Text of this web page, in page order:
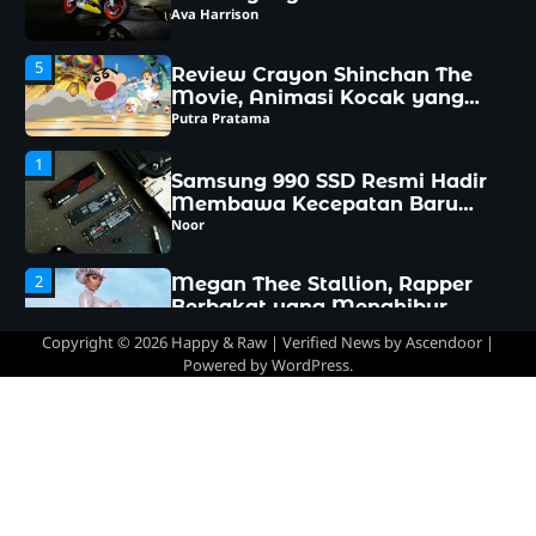
menghibur
Putra Pratama
1
Samsung 990 SSD Resmi Hadir
Membawa Kecepatan Baru
yang Siap Mengubah
Pengalaman Komputasi
Noor
2
Megan Thee Stallion, Rapper
Berbakat yang Menghibur
Dunia
Aniket
3
Pantai Geger, Rekomendasi
Wisata 2026 yang Wajib
Aprilia RS 660, Motor Sport
Copyright © 2026 Happy & Raw | Verified News byAscendoor |
Powered byWordPress.